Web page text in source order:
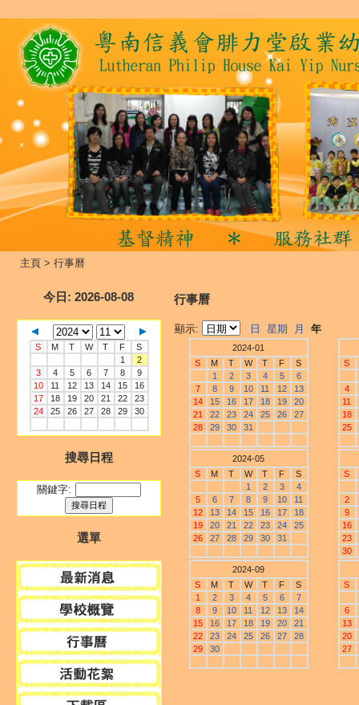
主頁 > 行事曆
今日 : 2026-08-08
S M T W T F
S
1
2
3
4 5 6 7 8
9
10
11 12 13 14 15
16
17
18 19 20 21 22
23
24
25 26 27 28 29 30
搜尋日程
關鍵字:
選單
行事曆
顯示: 日 星期 月 年
2024-01
S
M T W T F
S
1
2 3 4 5
6
7
8 9 10 11 12
13
14
15 16 17 18 19
20
21
22 23 24 25 26
27
28
29 30 31
S
4
11
18
25
2024-05
S
M T W T F
S
1
2 3
4
5
6 7 8 9 10
11
12
13 14 15 16 17
18
19
20 21 22 23 24
25
26
27 28 29 30 31
S
2
9
16
23
30
2024-09
S
M T W T F
S
1
2 3 4 5 6
7
8
9 10 11 12 13
14
15
16 17 18 19 20
21
22
23 24 25 26 27
28
29
30
S
6
13
20
27